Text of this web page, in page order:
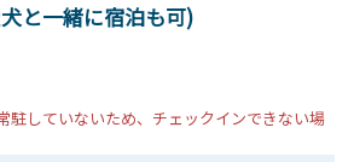
と一緒に宿泊も可)
駐していないため、チェックインできない場